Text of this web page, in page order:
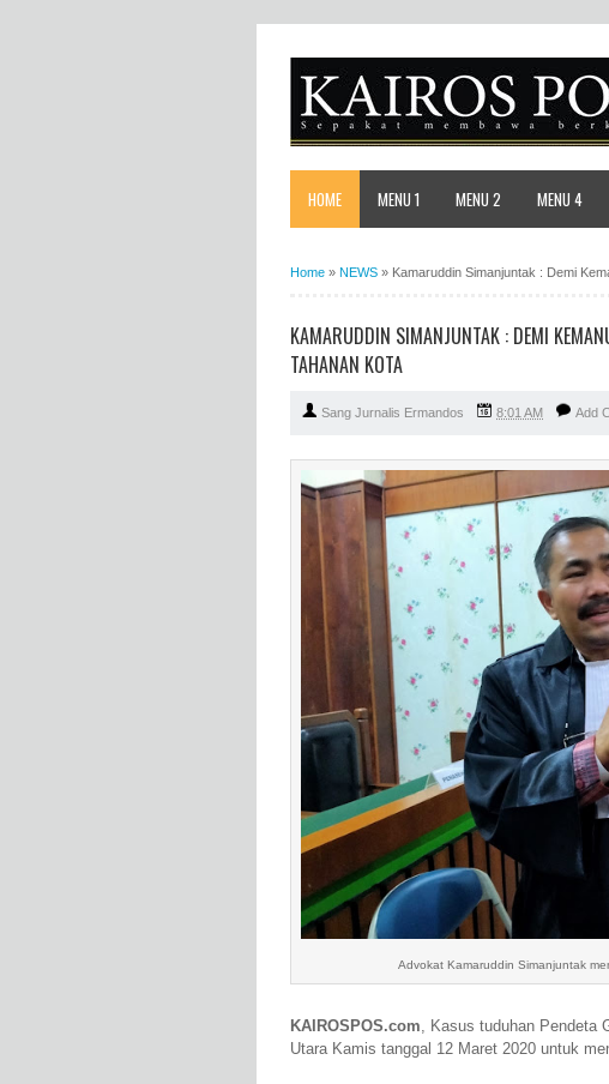
HOME MENU 1 MENU 2 MENU 4
Home » NEWS » Kamaruddin Simanjuntak : Demi
KAMARUDDIN SIMANJUNTAK : DEMI
TAHANAN KOTA
Sang Jurnalis Ermandos 8:01 AM Add
Advokat Kamaruddin Simanjuntak
KAIROSPOS.com, Kasus tuduhan Pendeta
Utara Kamis tanggal 12 Maret 2020 untuk